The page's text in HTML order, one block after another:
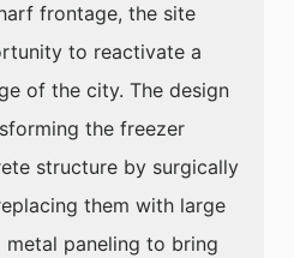
frontage, the site
to reactivate a
of the city. The design
the freezer
structure by surgically
them with large
metal paneling to bring